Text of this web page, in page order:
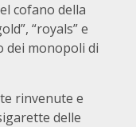
cofano della
“royals” e
dei monopoli di
rinvenute e
delle